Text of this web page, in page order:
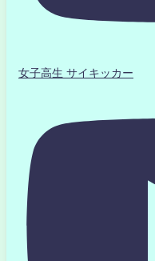
女子高生 サイキッカー